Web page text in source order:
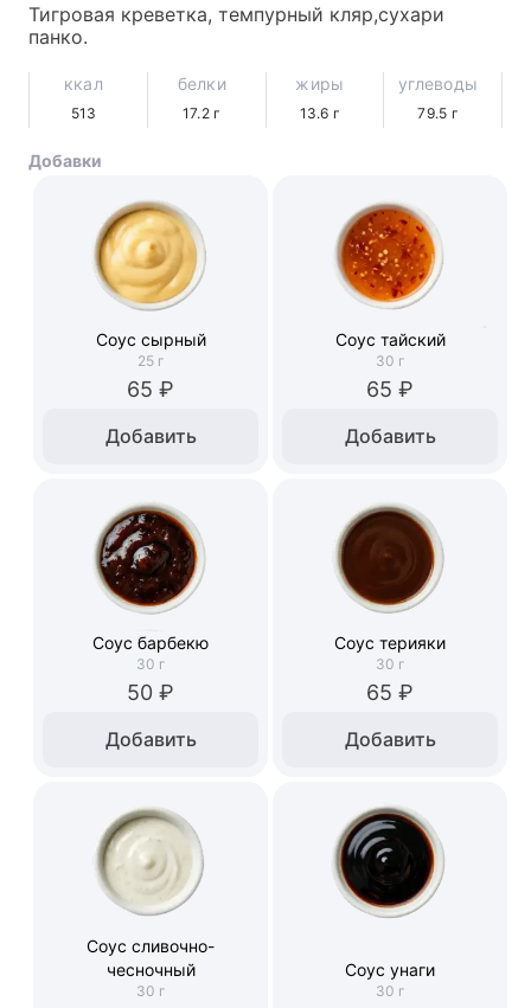
Тигровая креветка, темпурный кляр,сухари
панко.
ккал
513
белки
17.2г
жиры
13.6 г
углеводы
79.5 г
Добавки
Соус сырный
25г
65 ₽
Добавить
Соус тайский
30 г
65 ₽
Добавить
Соус барбекю
30 г
50 ₽
Добавить
Соус терияки
30 г
65 ₽
Добавить
Соус сливочно-
чесночный
30 г
Соус унаги
30 г